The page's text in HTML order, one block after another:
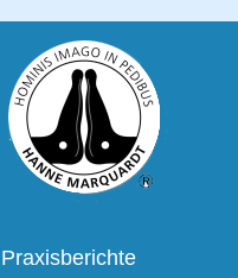
Praxisberichte